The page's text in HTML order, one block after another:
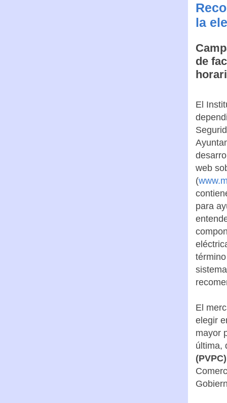
la
de
El
web
(
para
El
elegir
mayor
última,
(PVPC)